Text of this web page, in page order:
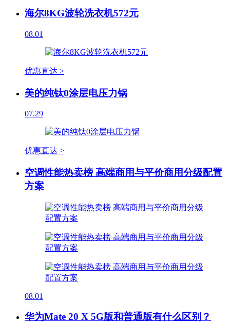
海尔8KG波轮洗衣机572元
08.01
优惠直达 >
美的纯钛0涂层电压力锅
07.29
优惠直达 >
空调性能热卖榜 高端商用与平价商用分级配置
方案
08.01
华为Mate 20 X 5G版和普通版有什么区别？